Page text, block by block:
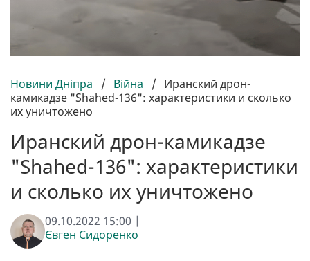
Новини Дніпра / Війна / Иранский дрон-
камикадзе "Shahed-136": характеристики и сколько
их уничтожено
Иранский дрон-камикадзе
"Shahed-136": характеристики
и сколько их уничтожено
09.10.2022 15:00 |
Євген Сидоренко